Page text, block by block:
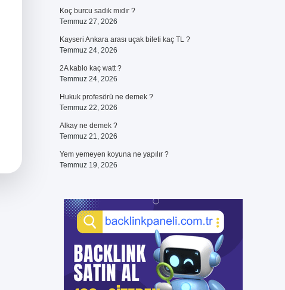
Koç burcu sadık mıdır ?
Temmuz 27, 2026
Kayseri Ankara arası uçak bileti kaç TL ?
Temmuz 24, 2026
2A kablo kaç watt ?
Temmuz 24, 2026
Hukuk profesörü ne demek ?
Temmuz 22, 2026
Alkay ne demek ?
Temmuz 21, 2026
Yem yemeyen koyuna ne yapılır ?
Temmuz 19, 2026